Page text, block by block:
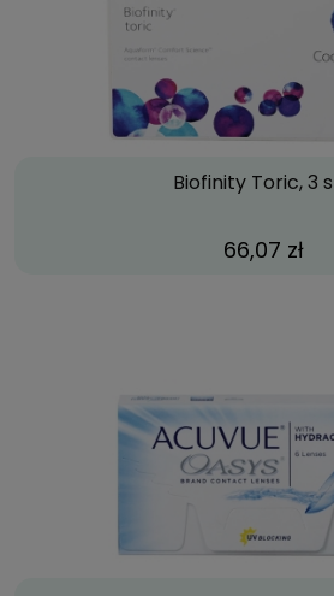
Biofinity Toric, 3
66,07 zł